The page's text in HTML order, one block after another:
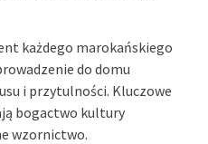
każdego marokańskiego
do domu
i przytulności. Kluczowe
bogactwo kultury
wzornictwo.